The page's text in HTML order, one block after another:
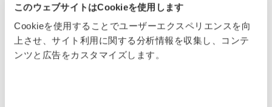
このウェブサイトはCookieを使用します
Cookieを使用することでユーザーエクスペリエンスを向
上させ、サイト利用に関する分析情報を収集し、コンテ
ンツと広告をカスタマイズします。
ドイツ